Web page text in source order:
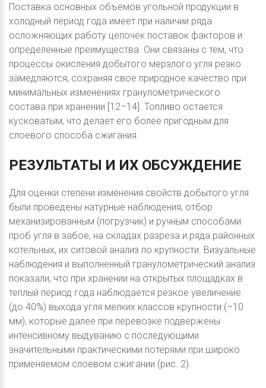
Поставка основных объемов угольной продукции в
холодный период года имеет при наличии ряда
осложняющих работу цепочек поставок факторов и
определенные преимущества. Они связаны с тем, что
процессы окисления добытого мерзлого угля резко
замедляются, сохраняя свое природное качество при
минимальных изменениях гранулометрического
состава при хранении [12–14]. Топливо остается
кусковатым, что делает его более пригодным для
слоевого способа сжигания.
РЕЗУЛЬТАТЫ И ИХ ОБСУЖДЕНИЕ
Для оценки степени изменения свойств добытого угля
были проведены натурные наблюдения, отбор
механизированным (погрузчик) и ручным способами
проб угля в забое, на складах разреза и ряда районных
котельных, их ситовой анализ по крупности. Визуальные
наблюдения и выполненный гранулометрический анализ
показали, что при хранении на открытых площадках в
теплый период года наблюдается резкое увеличение
(до 40%) выхода угля мелких классов крупности (–10
мм), которые далее при перевозке подвержены
интенсивному выдуванию с последующими
значительными практическими потерями при широко
применяемом слоевом сжигании (рис. 2).